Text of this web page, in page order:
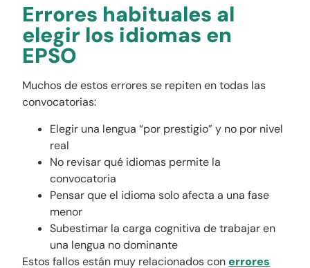
Errores habituales al
elegir los idiomas en
EPSO
Muchos de estos errores se repiten en todas las
convocatorias:
Elegir una lengua “por prestigio” y no por nivel
real
No revisar qué idiomas permite la
convocatoria
Pensar que el idioma solo afecta a una fase
menor
Subestimar la carga cognitiva de trabajar en
una lengua no dominante
Estos fallos están muy relacionados conerrores